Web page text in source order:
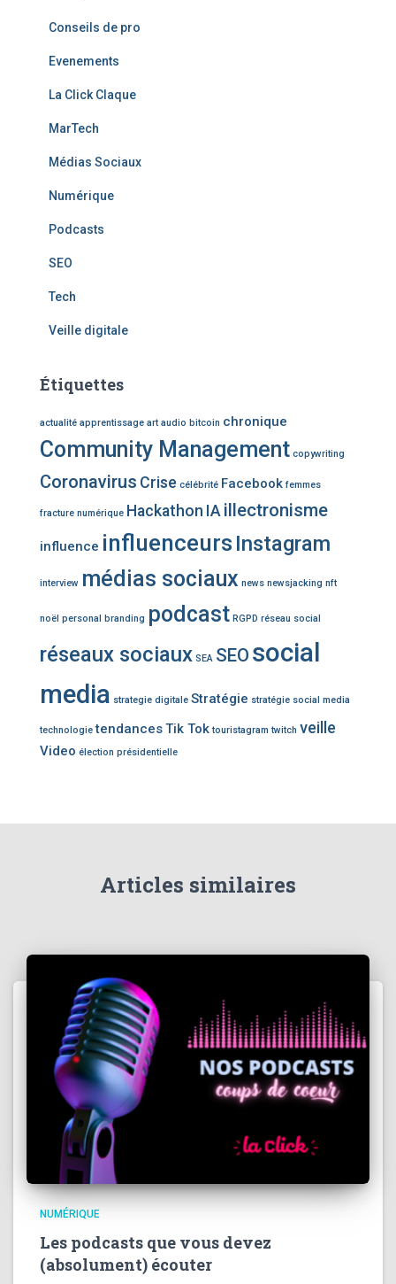
Conseils de pro
Evenements
La Click Claque
MarTech
Médias Sociaux
Numérique
Podcasts
SEO
Tech
Veille digitale
Étiquettes
actualité apprentissage art audio bitcoin chronique
Community Management copywriting
Coronavirus Crise célébrité Facebook femmes
fracture numérique Hackathon IA illectronisme
influence influenceurs Instagram
interview médias sociaux news newsjacking nft
noël personal branding podcast RGPD réseau social
réseaux sociaux SEA SEO social
media strategie digitale Stratégie stratégie social media
technologie tendancesTik Tok touristagram twitch veille
Video élection présidentielle
Articles similaires
NUMÉRIQUE
Les podcasts que vous devez
(absolument) écouter